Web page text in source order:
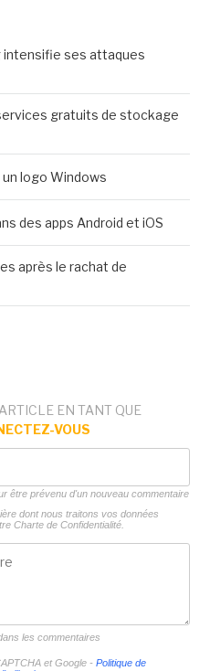
intensifie ses attaques
gratuits de stockage
logo Windows
des apps Android et iOS
après le rachat de
EN TANT QUE
VOUS
être prévenu d'un nouveau commentaire
dont nous traitons vos données
Charte de Confidentialité.
les commentaires
et Google - Politique de